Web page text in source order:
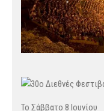
Το Σάββατο 8 Ιουνίου